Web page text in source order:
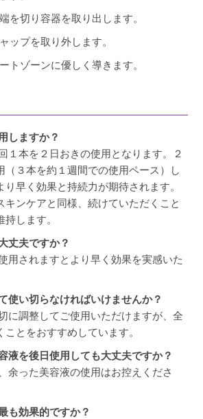
を切り容器を取り出します。
ップを取り外します。
トゾーンに優しく導きます。
しますか？
１本を２日おきの使用となります。２
（３本を約１週間での使用ペース）し
り早く効果と持続力が期待されます。
キンケアと同様、続けていただくこと
します。
丈夫ですか？
用されますとより早く効果を実感いた
使い切らなければいけませんか？
に調整してご使用いただけますが、全
とをおすすめしています。
液を後日使用しても大丈夫ですか？
余った美容液の使用はお控えくださ
も効果的ですか？